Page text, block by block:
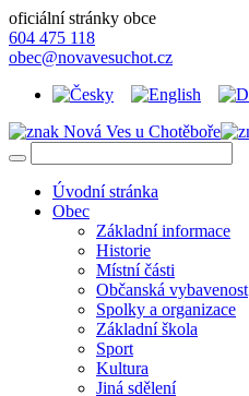
oficiální stránky obce
604 475 118
obec@novavesuchot.cz
Úvodní stránka
Obec
Základní informace
Historie
Místní části
Občanská vybavenost
Spolky a organizace
Základní škola
Sport
Kultura
Jiná sdělení